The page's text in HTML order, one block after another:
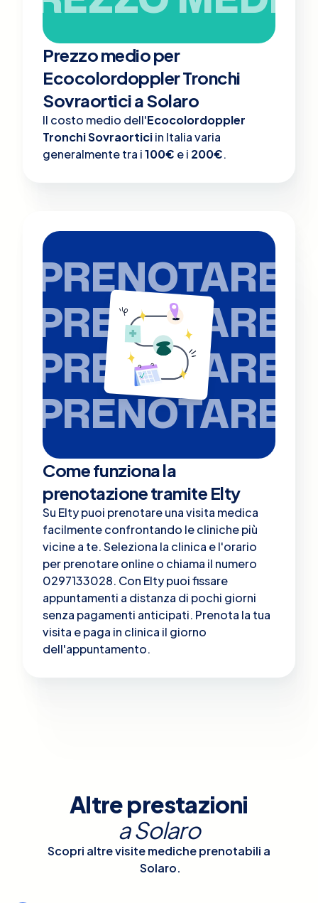
Prezzo medio per
Ecocolordoppler Tronchi
Sovraortici a Solaro
Il costo medio dell'Ecocolordoppler
Tronchi Sovraorticiin Italia varia
generalmente tra i100€ e i 200€.
PRENOTARE
PRENOTARE
PRENOTARE
PRENOTARE
Come funziona la
prenotazione tramite Elty
Su Elty puoi prenotare una visita medica
facilmente confrontando le cliniche più
vicine a te. Seleziona la clinica e l'orario
per prenotare online o chiama il numero
0297133028. Con Elty puoi fissare
appuntamenti a distanza di pochi giorni
senza pagamenti anticipati. Prenota la tua
visita e paga in clinica il giorno
dell'appuntamento.
Altre prestazioni
aSolaro
Scopri altre visite mediche prenotabili a
Solaro.